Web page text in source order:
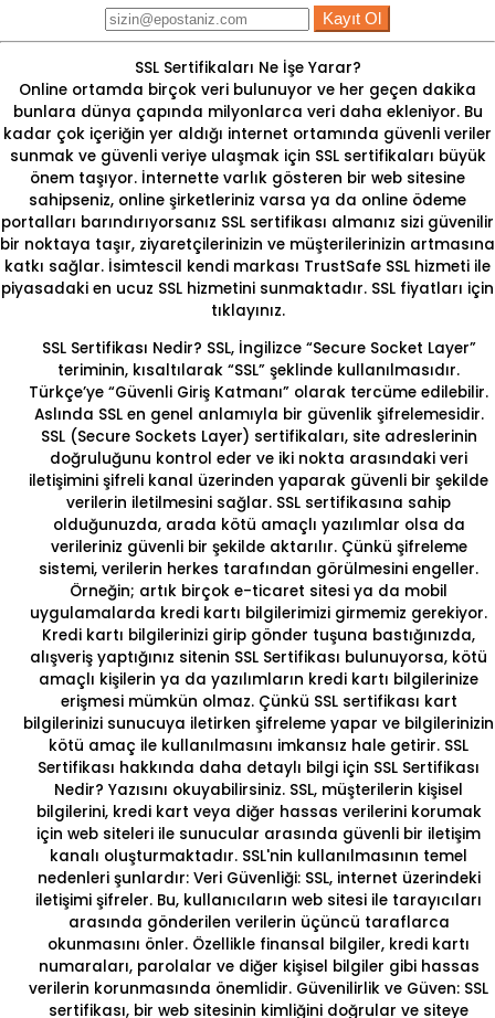
Kayıt Ol
SSL Sertifikaları Ne İşe Yarar?
Online ortamda birçok veri bulunuyor ve her geçen dakika
bunlara dünya çapında milyonlarca veri daha ekleniyor. Bu
kadar çok içeriğin yer aldığı internet ortamında güvenli veriler
sunmak ve güvenli veriye ulaşmak için SSLsertifikaları büyük
önem taşıyor. İnternette varlık gösteren bir web sitesine
sahipseniz, online şirketleriniz varsa ya da online ödeme
portalları barındırıyorsanız SSL sertifikası almanız sizi güvenilir
bir noktaya taşır, ziyaretçilerinizin ve müşterilerinizin artmasına
katkı sağlar. İsimtescil kendi markası TrustSafe SSL hizmeti ile
piyasadaki en ucuz SSL hizmetini sunmaktadır. SSL fiyatları için
tıklayınız.
SSL Sertifikası Nedir? SSL, İngilizce “Secure Socket Layer”
teriminin, kısaltılarak “SSL” şeklinde kullanılmasıdır.
Türkçe’ye “Güvenli Giriş Katmanı” olarak tercüme edilebilir.
Aslında SSL en genel anlamıyla bir güvenlik şifrelemesidir.
SSL (Secure Sockets Layer) sertifikaları, site adreslerinin
doğruluğunu kontrol eder ve iki nokta arasındaki veri
iletişimini şifreli kanal üzerinden yaparak güvenli bir şekilde
verilerin iletilmesini sağlar. SSL sertifikasına sahip
olduğunuzda, arada kötü amaçlı yazılımlar olsa da
verileriniz güvenli bir şekilde aktarılır. Çünkü şifreleme
sistemi, verilerin herkes tarafından görülmesini engeller.
Örneğin; artık birçok e-ticaret sitesi ya da mobil
uygulamalarda kredi kartı bilgilerimizi girmemiz gerekiyor.
Kredi kartı bilgilerinizi girip gönder tuşuna bastığınızda,
alışveriş yaptığınız sitenin SSL Sertifikası bulunuyorsa, kötü
amaçlı kişilerin ya da yazılımların kredi kartı bilgilerinize
erişmesi mümkün olmaz. Çünkü SSL sertifikası kart
bilgilerinizi sunucuya iletirken şifreleme yapar ve bilgilerinizin
kötü amaç ile kullanılmasını imkansız hale getirir. SSL
Sertifikası hakkında daha detaylı bilgi için SSL Sertifikası
Nedir? Yazısını okuyabilirsiniz. SSL, müşterilerin kişisel
bilgilerini, kredi kart veya diğer hassas verilerini korumak
için web siteleri ile sunucular arasında güvenli bir iletişim
kanalı oluşturmaktadır. SSL'nin kullanılmasının temel
nedenleri şunlardır: Veri Güvenliği: SSL, internet üzerindeki
iletişimi şifreler. Bu, kullanıcıların web sitesi ile tarayıcıları
arasında gönderilen verilerin üçüncü taraflarca
okunmasını önler. Özellikle finansal bilgiler, kredi kartı
numaraları, parolalar ve diğer kişisel bilgiler gibi hassas
verilerin korunmasında önemlidir. Güvenilirlik ve Güven: SSL
sertifikası, bir web sitesinin kimliğini doğrular ve siteye